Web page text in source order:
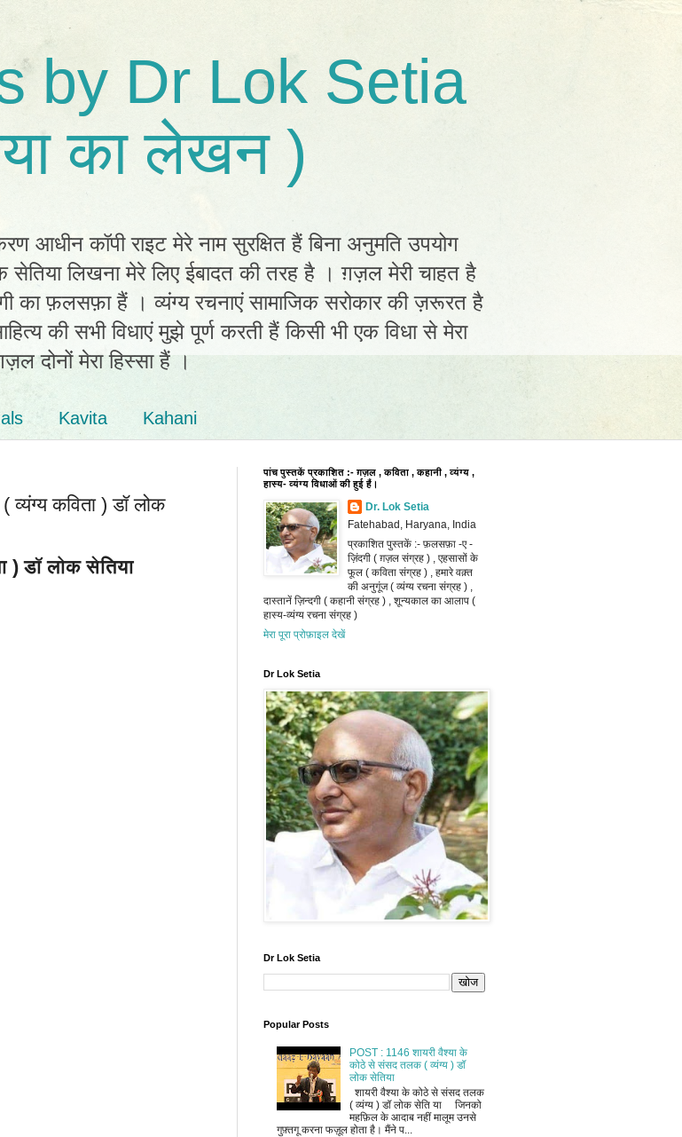
by Dr Lok Setia
का लेखन )
आधीन कॉपी राइट मेरे नाम सुरक्षित हैं बिना अनुमति उपयोग
लिखना मेरे लिए ईबादत की तरह है । ग़ज़ल मेरी चाहत है
का फ़लसफ़ा हैं । व्यंग्य रचनाएं सामाजिक सरोकार की ज़रूरत है
की सभी विधाएं मुझे पूर्ण करती हैं किसी भी एक विधा से मेरा
दोनों मेरा हिस्सा हैं ।
Kavita Kahani
कविता ) डॉ लोक
) डॉ लोक सेतिया
पांच पुस्तकें प्रकाशित :- ग़ज़ल , कविता , कहानी , व्यंग्य ,
हास्य- व्यंग्य विधाओं की हुई हैं।
Dr. Lok Setia
Fatehabad, Haryana, India
प्रकाशित पुस्तकें :- फ़लसफ़ा -ए -
ज़िंदगी ( ग़ज़ल संग्रह ) , एहसासों के
फूल ( कविता संग्रह ) , हमारे वक़्त
की अनुगूंज ( व्यंग्य रचना संग्रह ) ,
दास्तानें ज़िन्दगी ( कहानी संग्रह ) , शून्यकाल का आलाप (
हास्य-व्यंग्य रचना संग्रह )
मेरा पूरा प्रोफ़ाइल देखें
Dr Lok Setia
Dr Lok Setia
Popular Posts
POST : 1146 शायरी वैश्या के
कोठे से संसद तलक ( व्यंग्य ) डॉ
लोक सेतिया
शायरी वैश्या के कोठे से संसद तलक
( व्यंग्य ) डॉ लोक सेति या जिनको
महफ़िल के आदाब नहीं मालूम उनसे
गुफ़्तगू करना फज़ूल होता है। मैंने प...